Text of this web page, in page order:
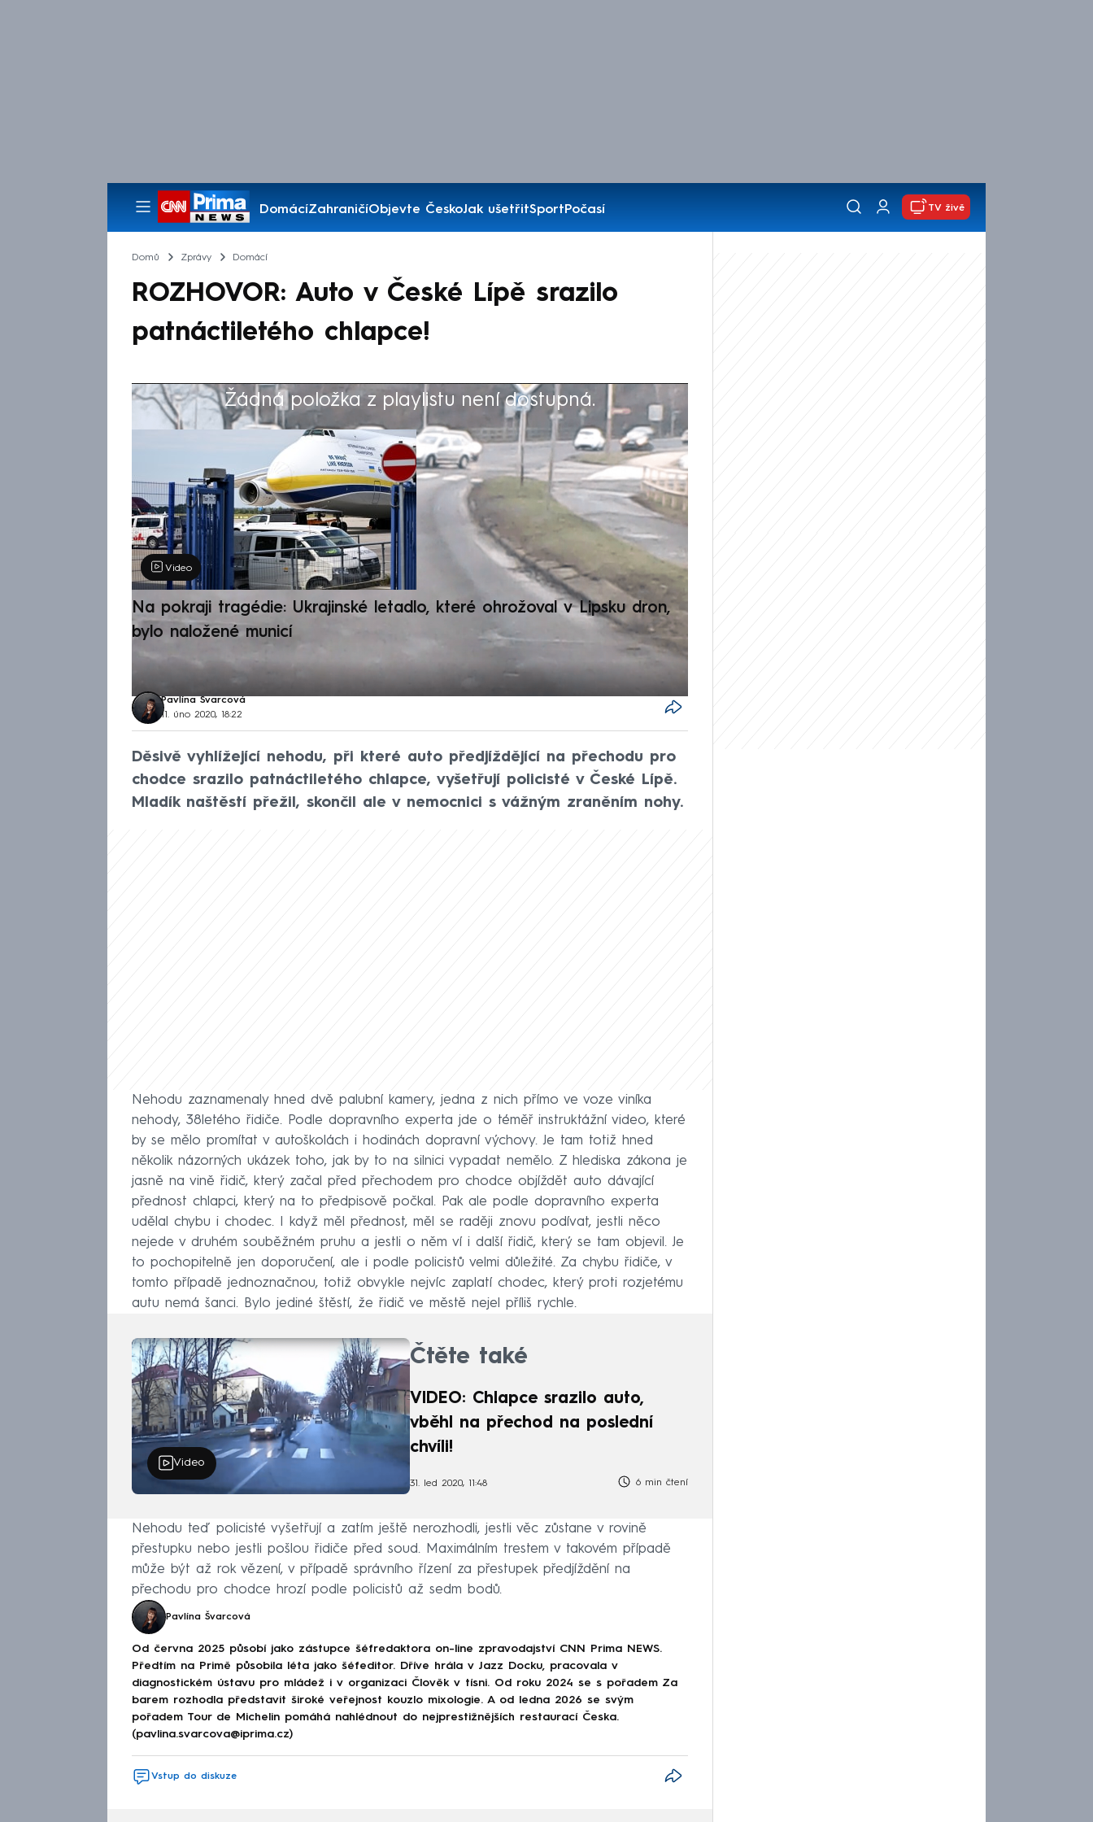
DomácíZahraničíObjevte ČeskoJak ušetřitSportPočasí
Pořady
TV živě
Domů Zprávy Domácí
ROZHOVOR: Auto v České Lípě srazilo
patnáctiletého chlapce!
Žádná položka z playlistu není dostupná.
Výběr redakce
Video
Na pokraji tragédie: Ukrajinské letadlo, které ohrožoval v Lipsku dron,
bylo naložené municí
Pavlína Švarcová
11. úno 2020, 18:22
Děsivě vyhlížející nehodu, při které auto předjíždějící na přechodu pro
chodce srazilo patnáctiletého chlapce, vyšetřují policisté v České Lípě.
Mladík naštěstí přežil, skončil ale v nemocnici s vážným zraněním nohy.
Nehodu zaznamenaly hned dvě palubní kamery, jedna z nich přímo ve voze viníka
nehody, 38letého řidiče. Podle dopravního experta jde o téměř instruktážní video, které
by se mělo promítat v autoškolách i hodinách dopravní výchovy. Je tam totiž hned
několik názorných ukázek toho, jak by to na silnici vypadat nemělo. Z hlediska zákona je
jasně na vině řidič, který začal před přechodem pro chodce objíždět auto dávající
přednost chlapci, který na to předpisově počkal. Pak ale podle dopravního experta
udělal chybu i chodec. I když měl přednost, měl se raději znovu podívat, jestli něco
nejede v druhém souběžném pruhu a jestli o něm ví i další řidič, který se tam objevil. Je
to pochopitelně jen doporučení, ale i podle policistů velmi důležité. Za chybu řidiče, v
tomto případě jednoznačnou, totiž obvykle nejvíc zaplatí chodec, který proti rozjetému
autu nemá šanci. Bylo jediné štěstí, že řidič ve městě nejel příliš rychle.
Video
Čtěte také
VIDEO: Chlapce srazilo auto,
vběhl na přechod na poslední
chvíli!
31. led 2020, 11:48 6 min čtení
Nehodu teď policisté vyšetřují a zatím ještě nerozhodli, jestli věc zůstane v rovině
přestupku nebo jestli pošlou řidiče před soud. Maximálním trestem v takovém případě
může být až rok vězení, v případě správního řízení za přestupek předjíždění na
přechodu pro chodce hrozí podle policistů až sedm bodů.
Pavlína Švarcová
Od června 2025 působí jako zástupce šéfredaktora on-line zpravodajství CNN Prima NEWS.
Předtím na Primě působila léta jako šéfeditor. Dříve hrála v Jazz Docku, pracovala v
diagnostickém ústavu pro mládež i v organizaci Člověk v tísni. Od roku 2024 se s pořadem Za
barem rozhodla představit široké veřejnost kouzlo mixologie. A od ledna 2026 se svým
pořadem Tour de Michelin pomáhá nahlédnout do nejprestižnějších restaurací Česka.
(pavlina.svarcova@iprima.cz)
Vstup do diskuze